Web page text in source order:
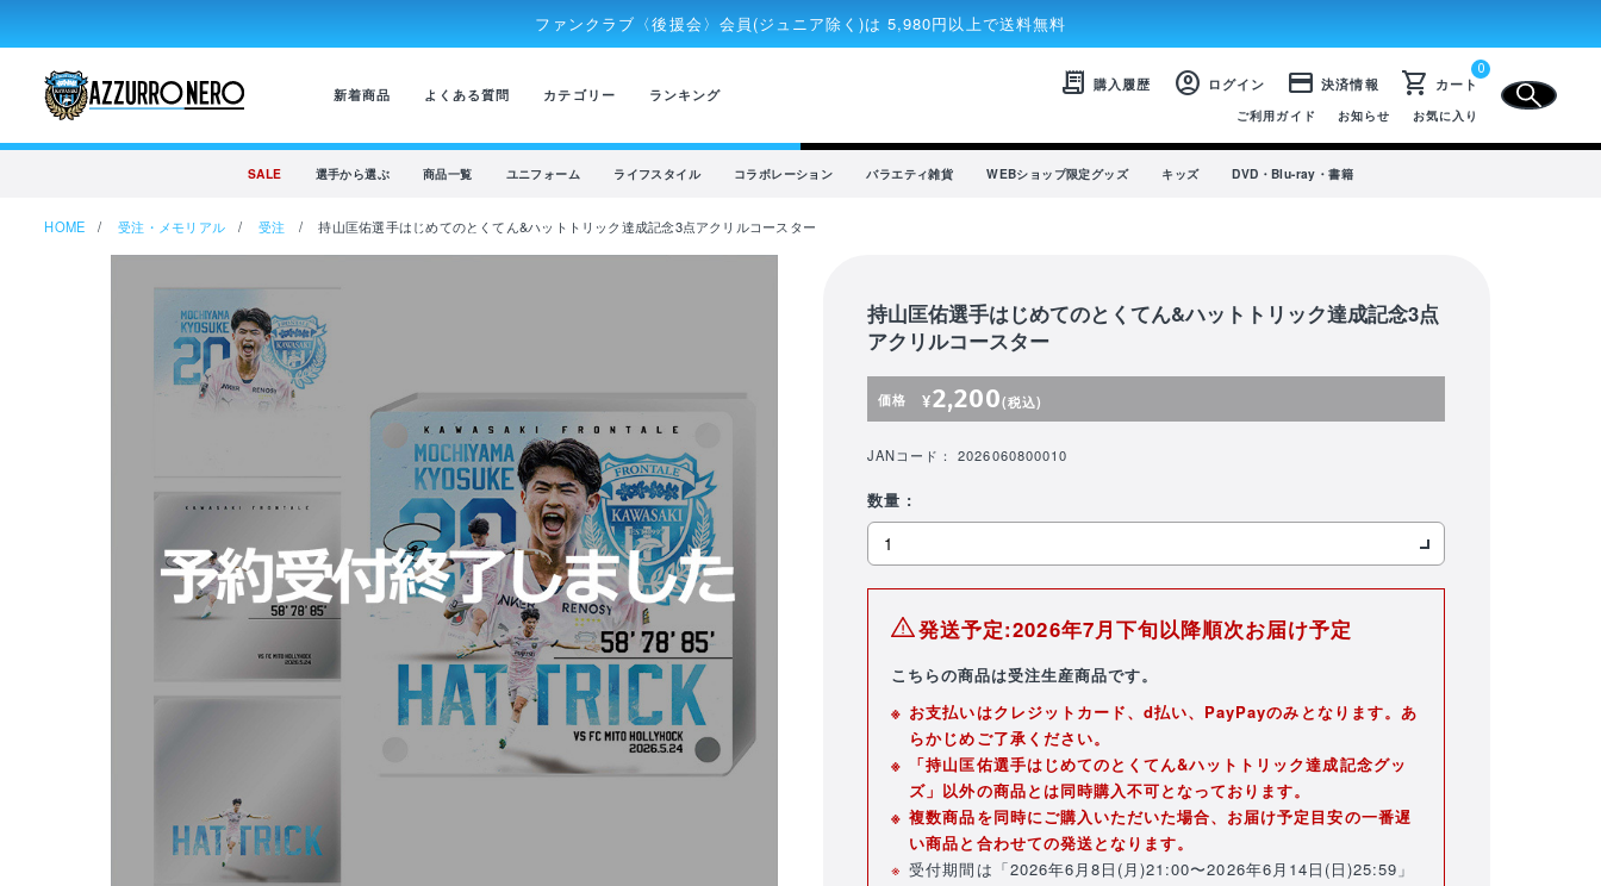
ファンクラブ〈後援会〉会員(ジュニア除く)は 5,980円以上で送料無料
新着商品 よくある質問 カテゴリー ランキング receipt_long 購入履歴 account_circle ログイン credit_card 決済情報 shopping_cart カート
0
ご利用ガイド お知らせ お気に入り
SALE 選手から選ぶ 商品一覧 ユニフォーム ライフスタイル コラボレーション バラエティ雑貨 WEBショップ限定グッズ キッズ DVD・Blu-ray・書籍
SALE 選手から選ぶ
DVD・Blu-ray・
HOME 受注・メモリアル 受注 持山匡佑選手はじめてのとくてん&ハットトリック達成記念3点アクリルコースター
持山匡佑選手はじめてのとくてん&ハットトリック達成記念3点
アクリルコースター
価格 ¥2,200(税込)
JANコード： 2026060800010
数量 :
発送予定:2026年7月下旬以降順次お届け予定
こちらの商品は受注生産商品です。
お支払いはクレジットカード、d払い、PayPayのみとなります。あ
らかじめご了承ください。
「持山匡佑選手はじめてのとくてん&ハットトリック達成記念グッ
ズ」以外の商品とは同時購入不可となっております。
複数商品を同時にご購入いただいた場合、お届け予定目安の一番遅
い商品と合わせての発送となります。
受付期間は「2026年6月8日(月)21:00〜2026年6月14日(日)25:59」